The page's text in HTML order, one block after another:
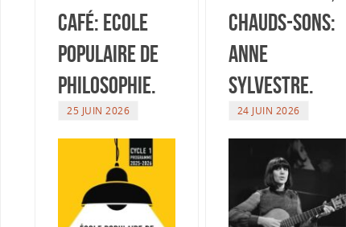
café: Ecole
Populaire de
Philosophie.
25 JUIN 2026
Chauds-sons:
Anne
Sylvestre.
24 JUIN 2026